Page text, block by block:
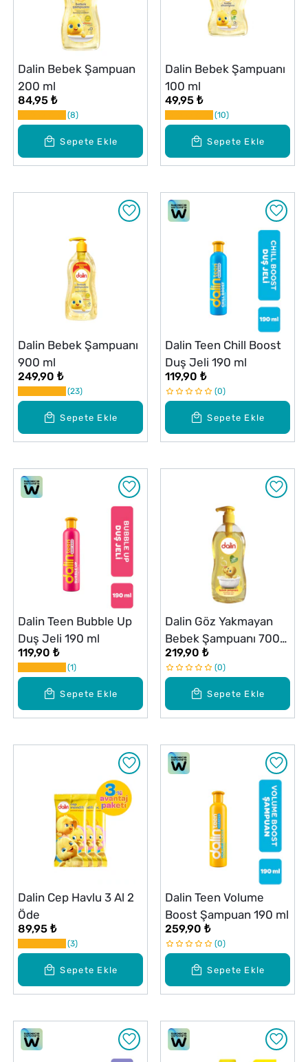
Sepete Ekle
Dalin Bebek Şampuan
200 ml
84,95 ₺
8
Sepete Ekle
Dalin Bebek Şampuanı
100 ml
49,95 ₺
10
Sepete Ekle
Dalin Bebek Şampuanı
900 ml
249,90 ₺
23
Sepete Ekle
Dalin Teen Chill Boost
Duş Jeli 190 ml
119,90 ₺
0
Sepete Ekle
Dalin Teen Bubble Up
Duş Jeli 190 ml
119,90 ₺
1
Sepete Ekle
Dalin Göz Yakmayan
Bebek Şampuanı 700
ml
219,90 ₺
0
Sepete Ekle
Dalin Cep Havlu 3 Al 2
Öde
89,95 ₺
3
Sepete Ekle
Dalin Teen Volume
Boost Şampuan 190 ml
259,90 ₺
0